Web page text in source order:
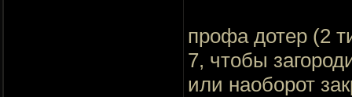
профа дотер (2
7, чтобы
или наоборот